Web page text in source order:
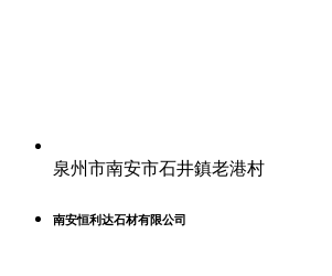
泉州市南安市石井鎮老港村
南安恒利达石材有限公司